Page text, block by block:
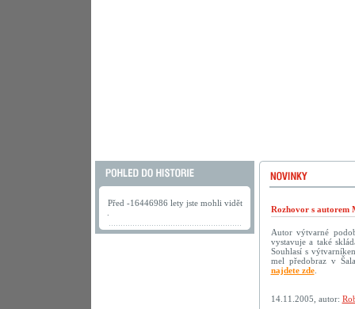
Před -16446986 lety jste mohli vidět
Rozhovor s autorem
Autor výtvarné
vystavuje a také
Souhlasí s
mel předobraz v
najdete zde.
14.11.2005, autor: